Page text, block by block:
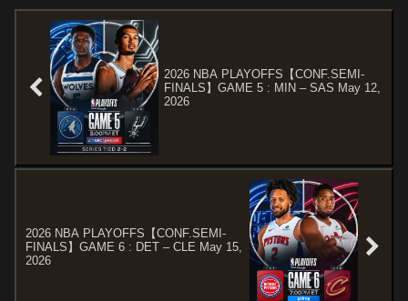
2026 NBA PLAYOFFS【CONF.SEMI-
FINALS】GAME 5 : MIN – SAS May 12,
2026
2026 NBA PLAYOFFS【CONF.SEMI-
FINALS】GAME 6 : DET – CLE May 15,
2026